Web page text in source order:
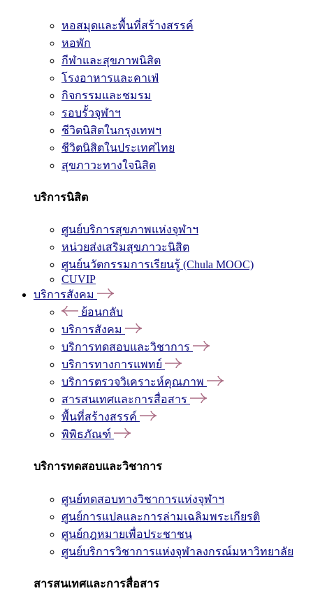
หอสมุดและพื้นที่สร้างสรรค์
หอพัก
กีฬาและสุขภาพนิสิต
โรงอาหารและคาเฟ่
กิจกรรมและชมรม
รอบรั้วจุฬาฯ
ชีวิตนิสิตในกรุงเทพฯ
ชีวิตนิสิตในประเทศไทย
สุขภาวะทางใจนิสิต
บริการนิสิต
ศูนย์บริการสุขภาพแห่งจุฬาฯ
หน่วยส่งเสริมสุขภาวะนิสิต
ศูนย์นวัตกรรมการเรียนรู้ (Chula MOOC)
CUVIP
บริการสังคม
ย้อนกลับ
บริการสังคม
บริการทดสอบและวิชาการ
บริการทางการแพทย์
บริการตรวจวิเคราะห์คุณภาพ
สารสนเทศและการสื่อสาร
พื้นที่สร้างสรรค์
พิพิธภัณฑ์
บริการทดสอบและวิชาการ
ศูนย์ทดสอบทางวิชาการแห่งจุฬาฯ
ศูนย์การแปลและการล่ามเฉลิมพระเกียรติ
ศูนย์กฎหมายเพื่อประชาชน
ศูนย์บริการวิชาการแห่งจุฬาลงกรณ์มหาวิทยาลัย
สารสนเทศและการสื่อสาร